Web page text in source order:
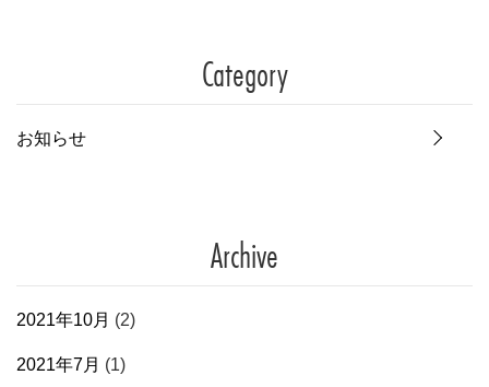
Category
お知らせ
Archive
2021年10月 (2)
2021年7月 (1)